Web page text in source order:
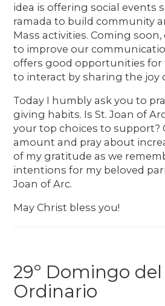
idea is offering social events
ramada to build community
Mass activities. Coming
to improve our
offers good opportunities for
to interact by sharing the joy
Today I humbly ask you to
giving habits. Is St. Joan of
your top choices to support?
amount and pray about
of my gratitude as we
intentions for my beloved
Joan of Arc.
May Christ bless you!
29º Domingo
Ordinario